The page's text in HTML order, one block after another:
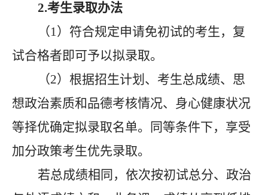
2.考生录取办法
（1）符合规定申请免初试的考生，复
试合格者即可予以拟录取。
（2）根据招生计划、考生总成绩、思
想政治素质和品德考核情况、身心健康状况
等择优确定拟录取名单。同等条件下，享受
加分政策考生优先录取。
若总成绩相同，依次按初试总分、政治